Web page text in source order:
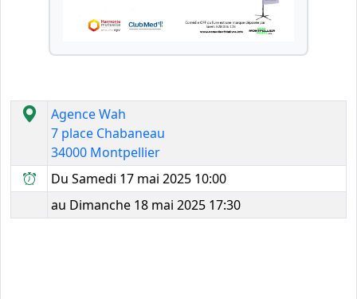
Agence Wah
7 place Chabaneau
34000 Montpellier
Du Samedi 17 mai 2025 10:00
au Dimanche 18 mai 2025 17:30